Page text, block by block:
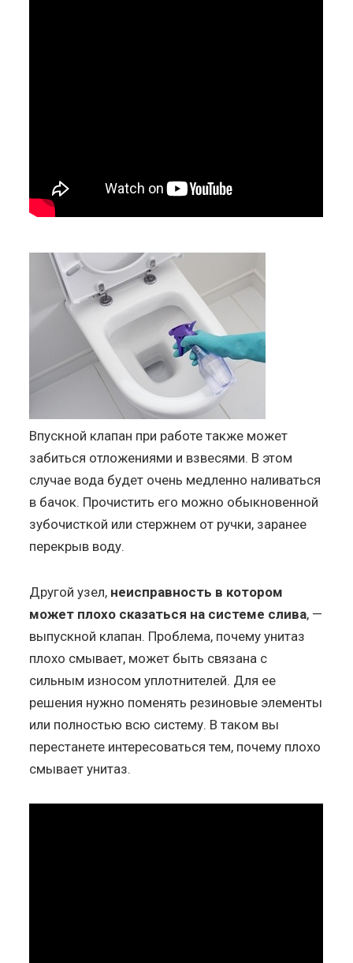
Впускной клапан при работе также может
забиться отложениями и взвесями. В этом
случае вода будет очень медленно наливаться
в бачок. Прочистить его можно обыкновенной
зубочисткой или стержнем от ручки, заранее
перекрыв воду.
Другой узел, неисправность в котором
может плохо сказаться на системе слива, —
выпускной клапан. Проблема, почему унитаз
плохо смывает, может быть связана с
сильным износом уплотнителей. Для ее
решения нужно поменять резиновые элементы
или полностью всю систему. В таком вы
перестанете интересоваться тем, почему плохо
смывает унитаз.